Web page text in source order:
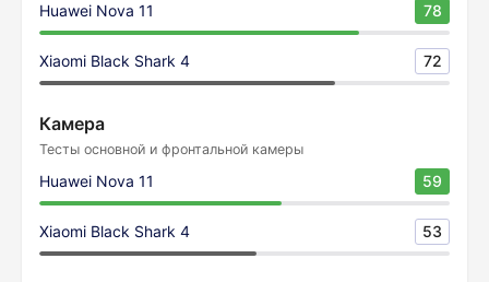
Huawei Nova 11 78
Xiaomi Black Shark 4 72
Камера
Тесты основной и фронтальной камеры
Huawei Nova 11 59
Xiaomi Black Shark 4 53